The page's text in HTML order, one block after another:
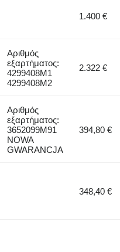
1.400 €
Αριθμός
εξαρτήματος:
4299408M1
4299408M2
2.322 €
Αριθμός
εξαρτήματος:
3652099M91
NOWA
GWARANCJA
394,80 €
348,40 €